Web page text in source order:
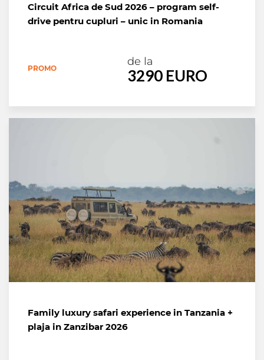
Circuit Africa de Sud 2026 – program self-
drive pentru cupluri – unic in Romania
PROMO
de la
3290 EURO
Family luxury safari experience in Tanzania +
plaja in Zanzibar 2026